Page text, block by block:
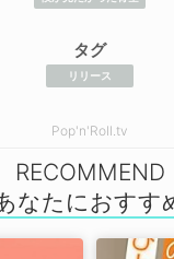
タグ
リリース
Pop'n'Roll.tv
RECOMMEND